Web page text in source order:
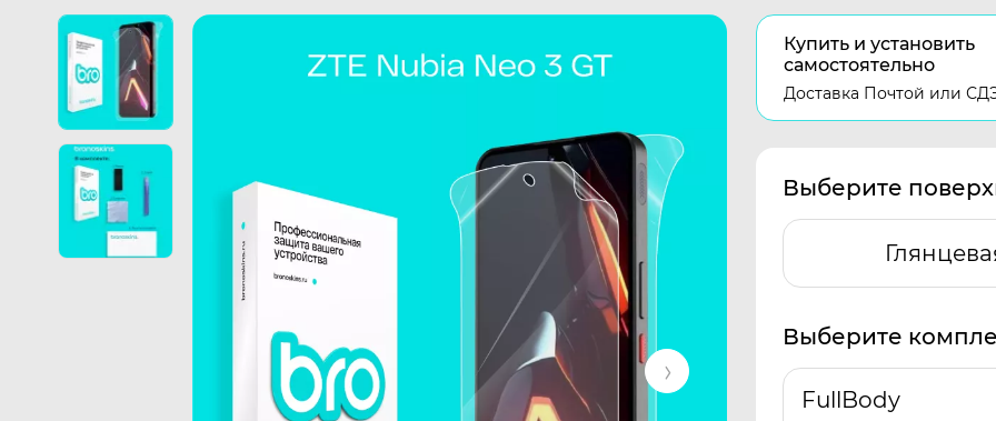
Купить и установить
самостоятельно
Доставка Почтой или
Выберите
Выберите
FullBody